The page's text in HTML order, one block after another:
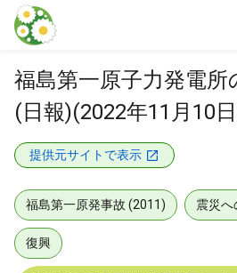
本文に飛ぶ
福島第一原子力発電所
(日報)(2022年11月10
提供元サイトで表示
福島第一原発事故 (2011) 震災へ
復興